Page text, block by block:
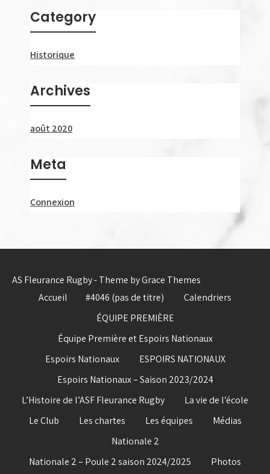
Category
Historique
Archives
août 2020
Meta
Connexion
AS Fleurance Rugby - Theme by Grace Themes
Accueil
#4046 (pas de titre)
Calendriers
ÉQUIPE PREMIÈRE
Équipe Première et Espoirs Nationaux
Espoirs Nationaux
ESPOIRS NATIONAUX
Espoirs Nationaux – Saison 2023/2024
L’Histoire de l’ASF Fleurance Rugby
La vie de l’école
Le Club
Les chartes Les équipes
Médias
Nationale 2
Nationale 2 – Poule 2 saison 2024/2025
Photos